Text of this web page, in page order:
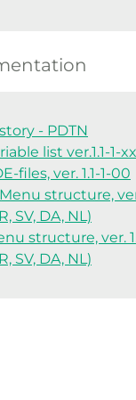
- PDTN
list ver.1.1-1-
files, ver. 1.1-1-00
structure,
SV, DA, NL)
structure, ver.
SV, DA, NL)